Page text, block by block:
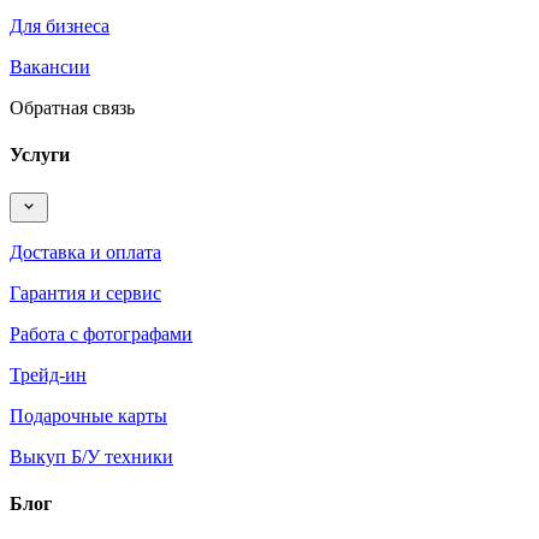
Для бизнеса
Вакансии
Обратная связь
Услуги
Доставка и оплата
Гарантия и сервис
Работа с фотографами
Трейд-ин
Подарочные карты
Выкуп Б/У техники
Блог